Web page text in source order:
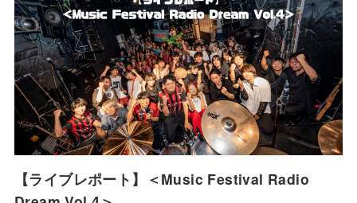
【ライブレポート】＜Music Festival Radio